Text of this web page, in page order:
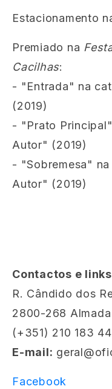
Estacionamento
Premiado na
Cacilhas:
- "Entrada" na
(2019)
- "Prato
Autor" (2019)
- "Sobremesa"
Autor" (2019)
Contactos e
R. Cândido dos
2800-268 Almada
(+351) 210 183
E-mail:
Facebook